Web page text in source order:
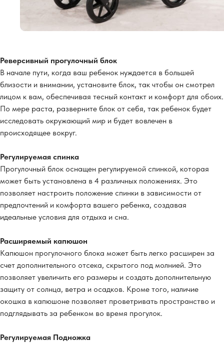
Реверсивный прогулочный блок
В начале пути, когда ваш ребенок нуждается в большей
близости и внимании, установите блок, так чтобы он смотрел
лицом к вам, обеспечивая тесный контакт и комфорт для обоих.
По мере раста, разверните блок от себя, так ребенок будет
исследовать окружающий мир и будет вовлечен в
происходящее вокруг.
Регулируемая спинка
Прогулочный блок оснащен регулируемой спинкой, которая
может быть установлена в 4 различных положениях. Это
позволяет настроить положение спинки в зависимости от
предпочтений и комфорта вашего ребенка, создавая
идеальные условия для отдыха и сна.
Расширяемый капюшон
Капюшон прогулочного блока может быть легко расширен за
счет дополнительного отсека, скрытого под молнией. Это
позволяет увеличить его размеры и создать дополнительную
защиту от солнца, ветра и осадков. Кроме того, наличие
окошка в капюшоне позволяет проветривать пространство и
подглядывать за ребенком во время прогулок.
Регулируемая Подножка